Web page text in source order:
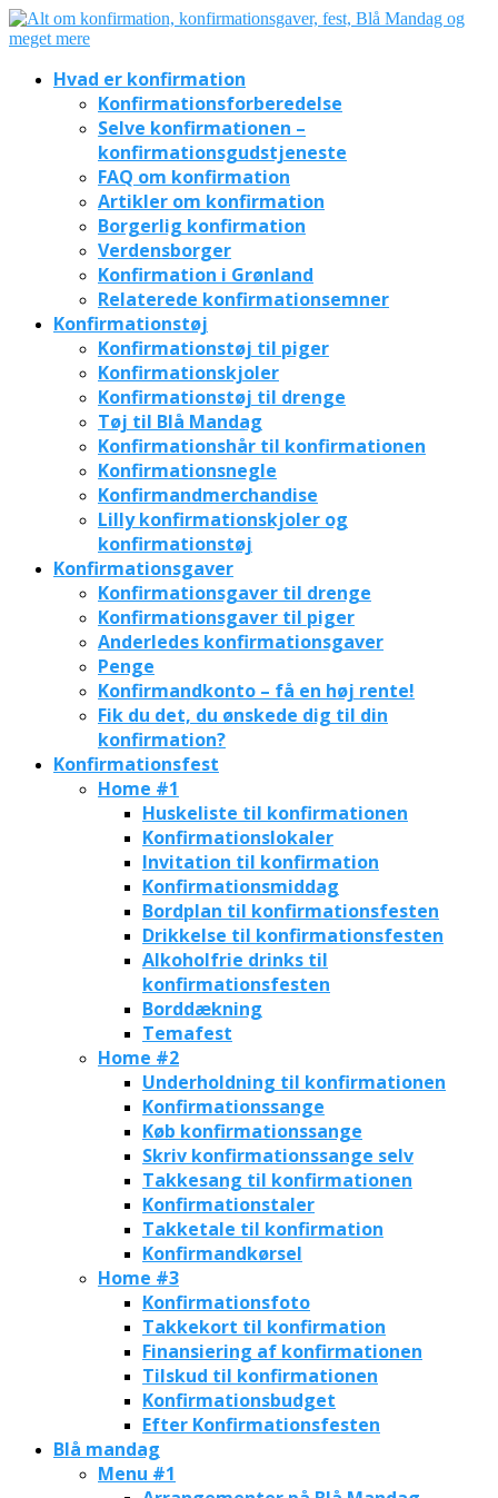
Hvad er konfirmation
Konfirmationsforberedelse
Selve konfirmationen –
konfirmationsgudstjeneste
FAQ om konfirmation
Artikler om konfirmation
Borgerlig konfirmation
Verdensborger
Konfirmation i Grønland
Relaterede konfirmationsemner
Konfirmationstøj
Konfirmationstøj til piger
Konfirmationskjoler
Konfirmationstøj til drenge
Tøj til Blå Mandag
Konfirmationshår til konfirmationen
Konfirmationsnegle
Konfirmandmerchandise
Lilly konfirmationskjoler og
konfirmationstøj
Konfirmationsgaver
Konfirmationsgaver til drenge
Konfirmationsgaver til piger
Anderledes konfirmationsgaver
Penge
Konfirmandkonto – få en høj rente!
Fik du det, du ønskede dig til din
konfirmation?
Konfirmationsfest
Home #1
Huskeliste til konfirmationen
Konfirmationslokaler
Invitation til konfirmation
Konfirmationsmiddag
Bordplan til konfirmationsfesten
Drikkelse til konfirmationsfesten
Alkoholfrie drinks til
konfirmationsfesten
Borddækning
Temafest
Home #2
Underholdning til konfirmationen
Konfirmationssange
Køb konfirmationssange
Skriv konfirmationssange selv
Takkesang til konfirmationen
Konfirmationstaler
Takketale til konfirmation
Konfirmandkørsel
Home #3
Konfirmationsfoto
Takkekort til konfirmation
Finansiering af konfirmationen
Tilskud til konfirmationen
Konfirmationsbudget
Efter Konfirmationsfesten
Blå mandag
Menu #1